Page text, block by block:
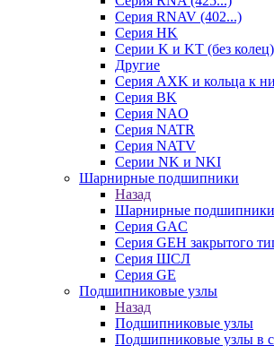
Серия RNAV (402...)
Серия HK
Серии K и KT (без колец)
Другие
Серия AXK и кольца к
Серия BK
Серия NAO
Серия NATR
Серия NATV
Серии NK и NKI
Шарнирные подшипники
Назад
Шарнирные подшипники
Серия GAC
Серия GEH закрытого
Серия ШСЛ
Серия GE
Подшипниковые узлы
Назад
Подшипниковые узлы
Подшипниковые узлы в